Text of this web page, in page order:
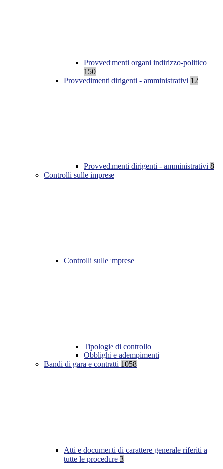
Provvedimenti organi indirizzo-politico
150
Provvedimenti dirigenti - amministrativi 12
Provvedimenti dirigenti - amministrativi 8
Controlli sulle imprese
Controlli sulle imprese
Tipologie di controllo
Obblighi e adempimenti
Bandi di gara e contratti 1058
Atti e documenti di carattere generale riferiti a
tutte le procedure 3